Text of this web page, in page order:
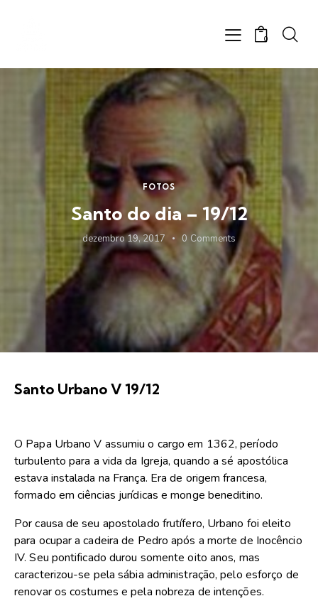
0
FOTOS
Santo do dia – 19/12
dezembro 19, 2017 0 Comments
Santo Urbano V 19/12
O Papa Urbano V assumiu o cargo em 1362, período
turbulento para a vida da Igreja, quando a sé apostólica
estava instalada na França. Era de origem francesa,
formado em ciências jurídicas e monge beneditino.
Por causa de seu apostolado frutífero, Urbano foi eleito
para ocupar a cadeira de Pedro após a morte de Inocêncio
IV. Seu pontificado durou somente oito anos, mas
caracterizou-se pela sábia administração, pelo esforço de
renovar os costumes e pela nobreza de intenções.